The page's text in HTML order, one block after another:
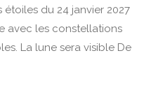
du 24 janvier 2027
avec les constellations
La lune sera visible De